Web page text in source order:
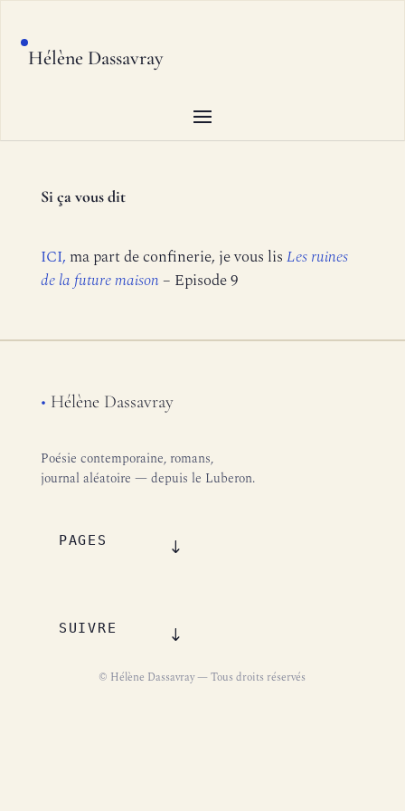
Hélène Dassavray
Si ça vous dit
ICI, ma part de confinerie, je vous lisLes ruines
de la future maison– Episode 9
• Hélène Dassavray
Poésie contemporaine, romans,
journal aléatoire — depuis le Luberon.
PAGES
SUIVRE
© Hélène Dassavray — Tous droits réservés